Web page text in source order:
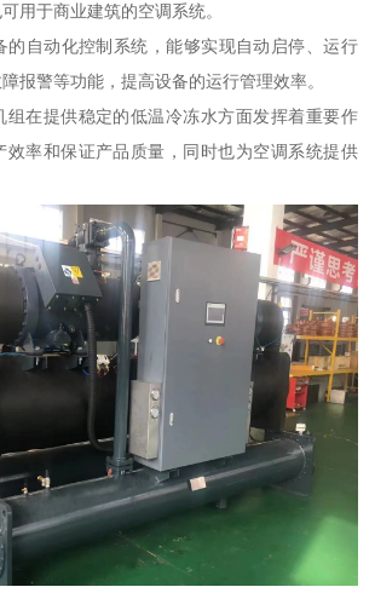
用于商业建筑的空调系统。
的自动化控制系统，能够实现自动启停、运行
报警等功能，提高设备的运行管理效率。
组在提供稳定的低温冷冻水方面发挥着重要作
效率和保证产品质量，同时也为空调系统提供